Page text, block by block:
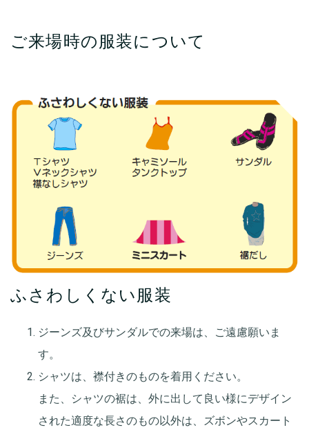
ご来場時の服装について
ふさわしくない服装
ジーンズ及びサンダルでの来場は、ご遠慮願いま
す。
シャツは、襟付きのものを着用ください。
また、シャツの裾は、外に出して良い様にデザイン
された適度な長さのもの以外は、ズボンやスカート